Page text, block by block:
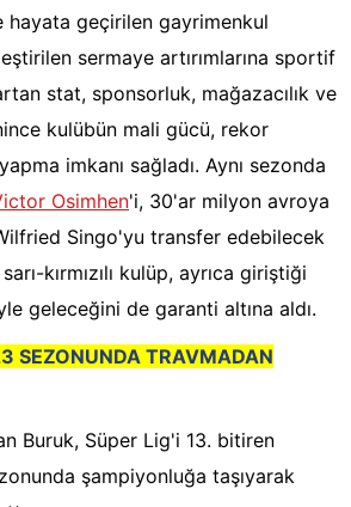
hayata geçirilen gayrimenkul
sermaye artırımlarına sportif
stat, sponsorluk, mağazacılık ve
kulübün mali gücü, rekor
imkanı sağladı. Aynı sezonda
Osimhen'i, 30'ar milyon avroya
Singo'yu transfer edebilecek
kırmızılı kulüp, ayrıca giriştiği
geleceğini de garanti altına aldı.
SEZONUNDA TRAVMADAN
Buruk, Süper Lig'i 13. bitiren
şampiyonluğa taşıyarak